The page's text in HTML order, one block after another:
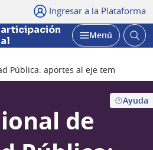
Ingresar a la Plataforma
Abrir
Menú
Pública: aportes al eje temático
Ayuda
de